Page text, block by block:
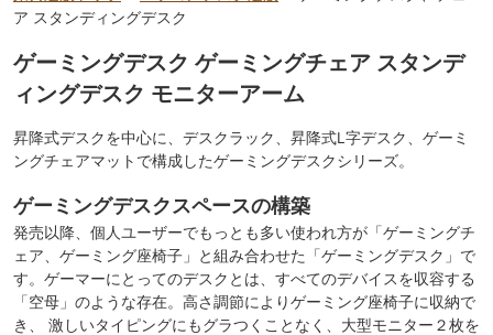
ア スタンディングデスク
ゲーミングデスク ゲーミングチェア スタンデ
ィングデスク モニターアーム
昇降式デスクを中心に、デスクラック、昇降式L字デスク、ゲーミ
ングチェアマットで構成したゲーミングデスクシリーズ。
ゲーミングデスクスペースの構築
発売以降、個人ユーザーでもっとも多い使われ方が「ゲーミングチ
ェア、ゲーミング座椅子」と組み合わせた「ゲーミングデスク」で
す。ゲーマーにとってのデスクとは、すべてのデバイスを収容する
「空母」のような存在。高さ調節によりゲーミング座椅子に収納で
き、 激しいタイピングにもグラつくことなく、大型モニター２枚を